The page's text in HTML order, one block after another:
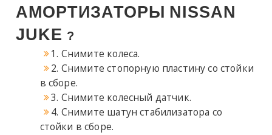
АМОРТИЗАТОРЫ NISSAN
JUKE ?
1. Снимите колеса.
2. Снимите стопорную пластину со стойки
в сборе.
3. Снимите колесный датчик.
4. Снимите шатун стабилизатора со
стойки в сборе.